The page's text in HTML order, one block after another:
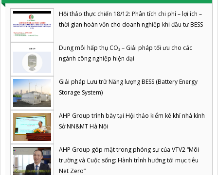
Hội thảo thực chiến 18/12: Phân tích chi phí – lợi ích –
thời gian hoàn vốn cho doanh nghiệp khi đầu tư BESS
Dung môi hấp thụ CO₂ – Giải pháp tối ưu cho các
ngành công nghiệp hiện đại
Giải pháp Lưu trữ Năng lượng BESS (Battery Energy
Storage System)
AHP Group trình bày tại Hội thảo kiểm kê khí nhà kính
Sở NN&MT Hà Nội
AHP Group góp mặt trong phóng sự của VTV2 “Môi
trường và Cuộc sống: Hành trình hướng tới mục tiêu
Net Zero”